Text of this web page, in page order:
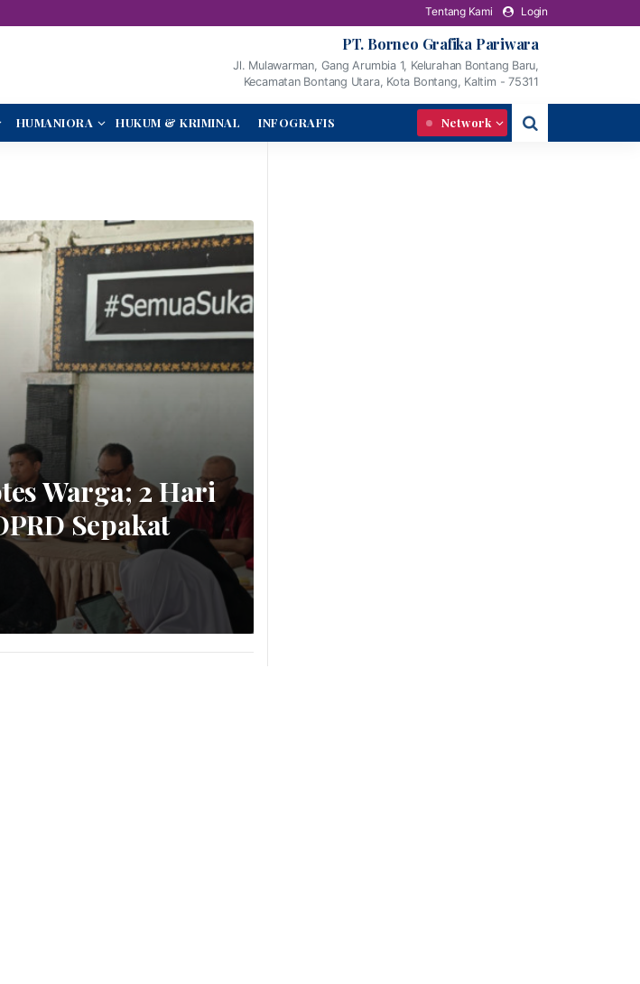
Tentang Kami Login
PT. Borneo Grafika Pariwara
Jl. Mulawarman, Gang Arumbia 1, Kelurahan Bontang Baru,
Kecamatan Bontang Utara, Kota Bontang, Kaltim - 75311
HUMANIORA HUKUM & KRIMINAL INFOGRAFIS Network
Warga; 2 Hari
Sepakat